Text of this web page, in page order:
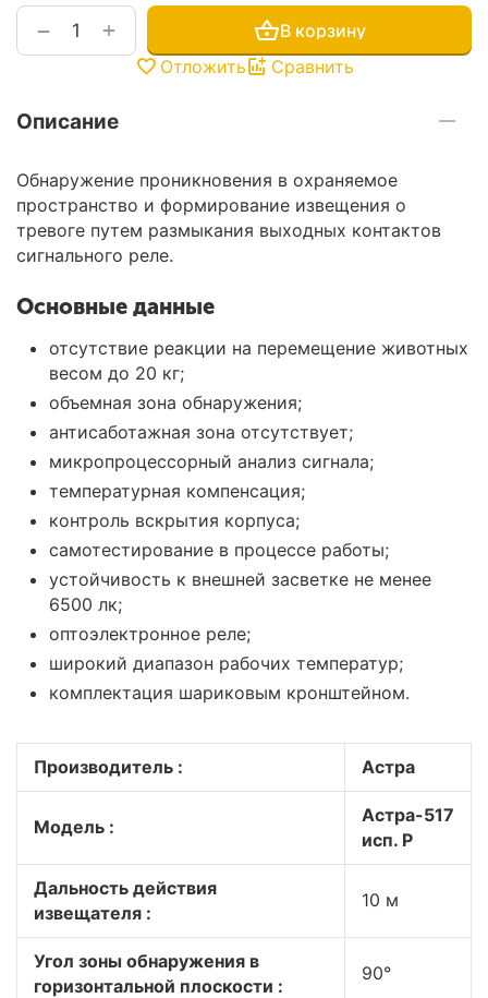
+
−
В корзину
Отложить
Сравнить
Описание
Обнаружение проникновения в охраняемое
пространство и формирование извещения о
тревоге путем размыкания выходных контактов
сигнального реле.
Основные данные
отсутствие реакции на перемещение животных
весом до 20 кг;
объемная зона обнаружения;
антисаботажная зона отсутствует;
микропроцессорный анализ сигнала;
температурная компенсация;
контроль вскрытия корпуса;
самотестирование в процессе работы;
устойчивость к внешней засветке не менее
6500 лк;
оптоэлектронное реле;
широкий диапазон рабочих температур;
комплектация шариковым кронштейном.
Производитель : Астра
Модель :
Астра-517
исп. Р
Дальность действия
извещателя :
10 м
Угол зоны обнаружения в
горизонтальной плоскости :
90°